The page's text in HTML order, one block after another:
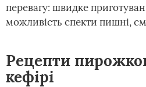
перевагу: швидке
можливість спекти пишні,
Рецепти
кефірі